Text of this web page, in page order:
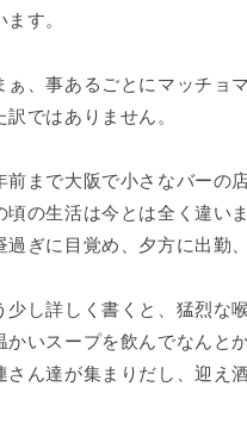
ます。
ぁ、事あるごとにマッチョ
訳ではありません。
前まで大阪で小さなバーの
頃の生活は今とは全く違いま
過ぎに目覚め、夕方に出勤
少し詳しく書くと、猛烈な
かいスープを飲んでなんと
さん達が集まりだし、迎え